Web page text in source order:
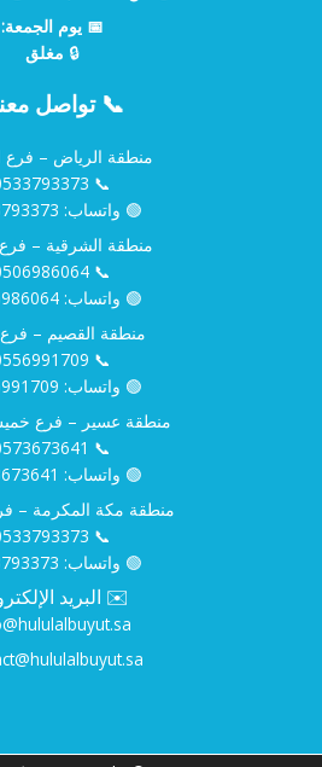
📅 يوم الجمعة:
🔒 مغلق
📞 تواصل
منطقة الرياض – فرع
📞
🟢 واتساب:
منطقة الشرقية – فرع
📞
🟢 واتساب:
منطقة القصيم – فرع
📞
🟢 واتساب:
منطقة عسير – فرع
📞
🟢 واتساب:
منطقة مكة المكرمة –
📞
🟢 واتساب:
✉️ البريد